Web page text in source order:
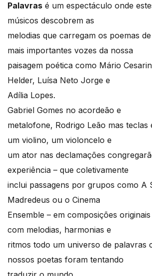
Palavras é um espectáculo onde
músicos descobrem as
melodias que carregam os poemas
mais importantes vozes da nossa
paisagem poética como Mário
Helder, Luísa Neto Jorge e
Adília Lopes.
Gabriel Gomes no acordeão e
metalofone, Rodrigo Leão mas teclas
um violino, um violoncelo e
um ator nas declamações
experiência – que coletivamente
inclui passagens por grupos como A
Madredeus ou o Cinema
Ensemble – em composições
com melodias, harmonias e
ritmos todo um universo de palavras
nossos poetas foram tentando